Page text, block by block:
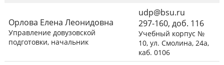
Орлова Елена Леонидовна
Управление довузовской
подготовки, начальник
udp@bsu.ru
297-160, доб. 116
Учебный корпус №
10, ул. Смолина, 24а,
каб. 0106